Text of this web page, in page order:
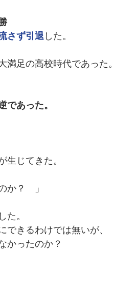
さず引退 した。
足の高校時代であった。
であった。
生じてきた。
か？　」
た。
できるわけでは無いが、
かったのか？